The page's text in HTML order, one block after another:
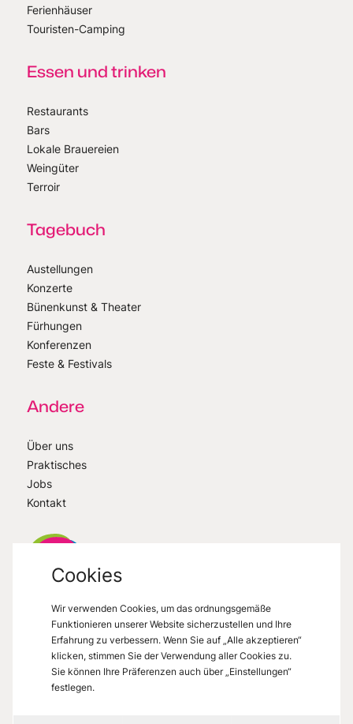
Ferienhäuser
Touristen-Camping
Essen und trinken
Restaurants
Bars
Lokale Brauereien
Weingüter
Terroir
Tagebuch
Austellungen
Konzerte
Bünenkunst & Theater
Fürhungen
Konferenzen
Feste & Festivals
Andere
Über uns
Praktisches
Jobs
Kontakt
VisitMons 2026- All right reserved
Grand Place 27, 7000 Mons
Cookies
Wir verwenden Cookies, um das ordnungsgemäße
Funktionieren unserer Website sicherzustellen und Ihre
Erfahrung zu verbessern. Wenn Sie auf „Alle akzeptieren“
klicken, stimmen Sie der Verwendung aller Cookies zu.
Sie können Ihre Präferenzen auch über „Einstellungen“
festlegen.